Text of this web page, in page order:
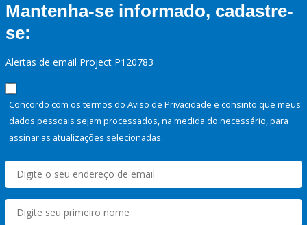
Mantenha-se informado, cadastre-
se:
Alertas de email Project P120783
Concordo com os termos do Aviso de Privacidade e consinto que meus
dados pessoais sejam processados, na medida do necessário, para
assinar as atualizações selecionadas.